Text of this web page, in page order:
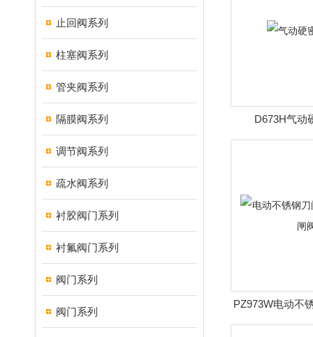
止回阀系列
柱塞阀系列
管夹阀系列
隔膜阀系列
调节阀系列
疏水阀系列
衬胶阀门系列
衬氟阀门系列
阀门系列
阀门系列
D673H气动
PZ973W电动不
刀型